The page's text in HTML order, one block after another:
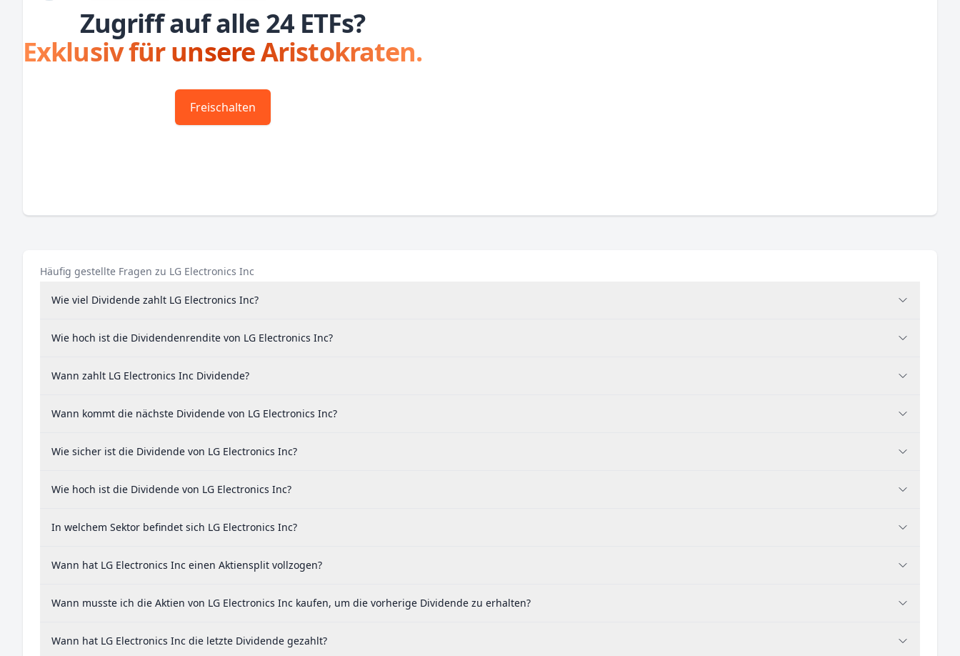
Zugriff auf alle 24 ETFs?
Exklusiv für unsere Aristokraten.
Freischalten
Häufig gestellte Fragen zu LG Electronics Inc
Wie viel Dividende zahlt LG Electronics Inc?
Wie hoch ist die Dividendenrendite von LG Electronics Inc?
Wann zahlt LG Electronics Inc Dividende?
Wann kommt die nächste Dividende von LG Electronics Inc?
Wie sicher ist die Dividende von LG Electronics Inc?
Wie hoch ist die Dividende von LG Electronics Inc?
In welchem Sektor befindet sich LG Electronics Inc?
Wann hat LG Electronics Inc einen Aktiensplit vollzogen?
Wann musste ich die Aktien von LG Electronics Inc kaufen, um die vorherige Dividende zu erhalten?
Wann hat LG Electronics Inc die letzte Dividende gezahlt?